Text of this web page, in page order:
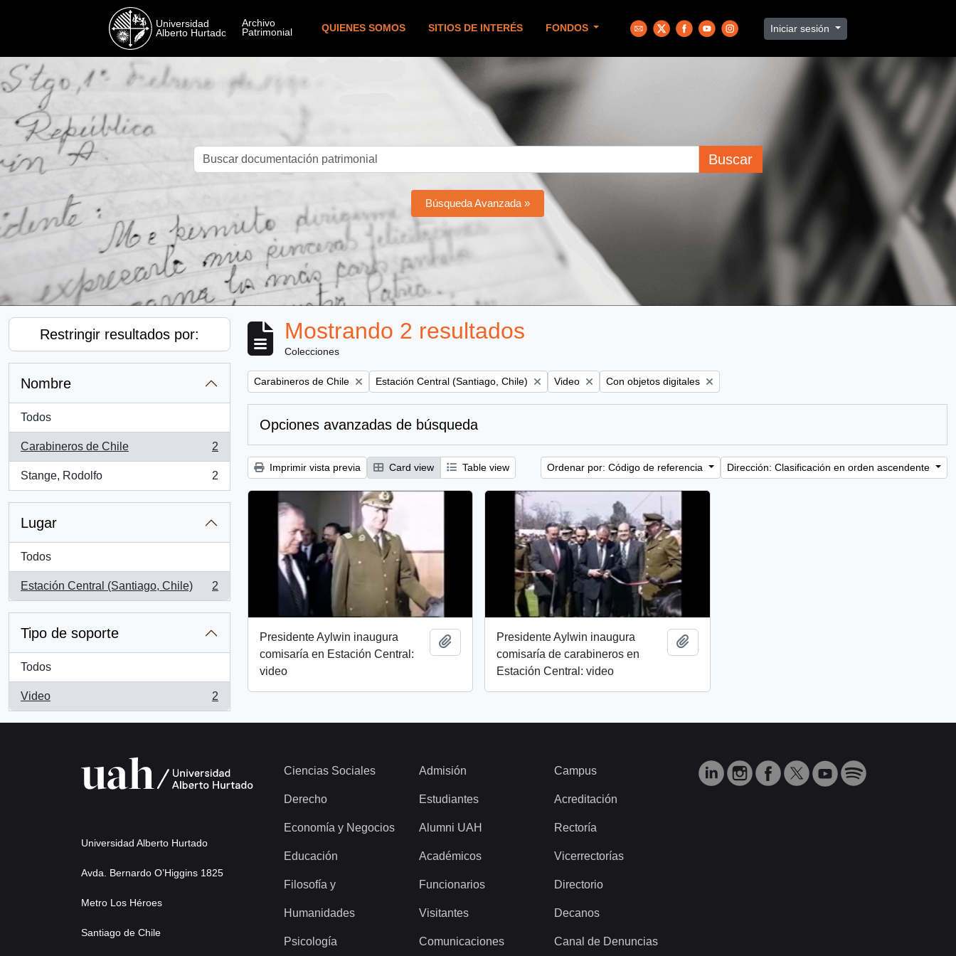
QUIENES SOMOS SITIOS DE INTERÉS FONDOS Iniciar sesión
Buscar
Búsqueda Avanzada »
Restringir resultados por:
Nombre
Todos
Carabineros de Chile
, 2 resultados
2
Stange, Rodolfo
, 2 resultados
2
Lugar
Todos
Estación Central (Santiago, Chile)
, 2 resultados
2
Tipo de soporte
Todos
Video
, 2 resultados
2
Mostrando 2 resultados
Colecciones
Remove filter:
Carabineros de Chile Remove filter:
Estación Central (Santiago, Chile) Remove filter:
Video Remove filter:
Con objetos digitales
Opciones avanzadas de búsqueda
Imprimir vista previa Card view Table view Ordenar por: Código de referencia Dirección: Clasificación en orden ascendente
Presidente Aylwin inaugura
comisaría en Estación Central:
video
Añadir al portapapeles
Presidente Aylwin inaugura
comisaría de carabineros en
Estación Central: video
Añadir al portapapeles
Universidad Alberto Hurtado
Avda. Bernardo O’Higgins 1825
Metro Los Héroes
Santiago de Chile
Ciencias Sociales
Derecho
Economía y Negocios
Educación
Filosofía y
Humanidades
Psicología
Admisión
Estudiantes
Alumni UAH
Académicos
Funcionarios
Visitantes
Comunicaciones
Campus
Acreditación
Rectoría
Vicerrectorías
Directorio
Decanos
Canal de Denuncias